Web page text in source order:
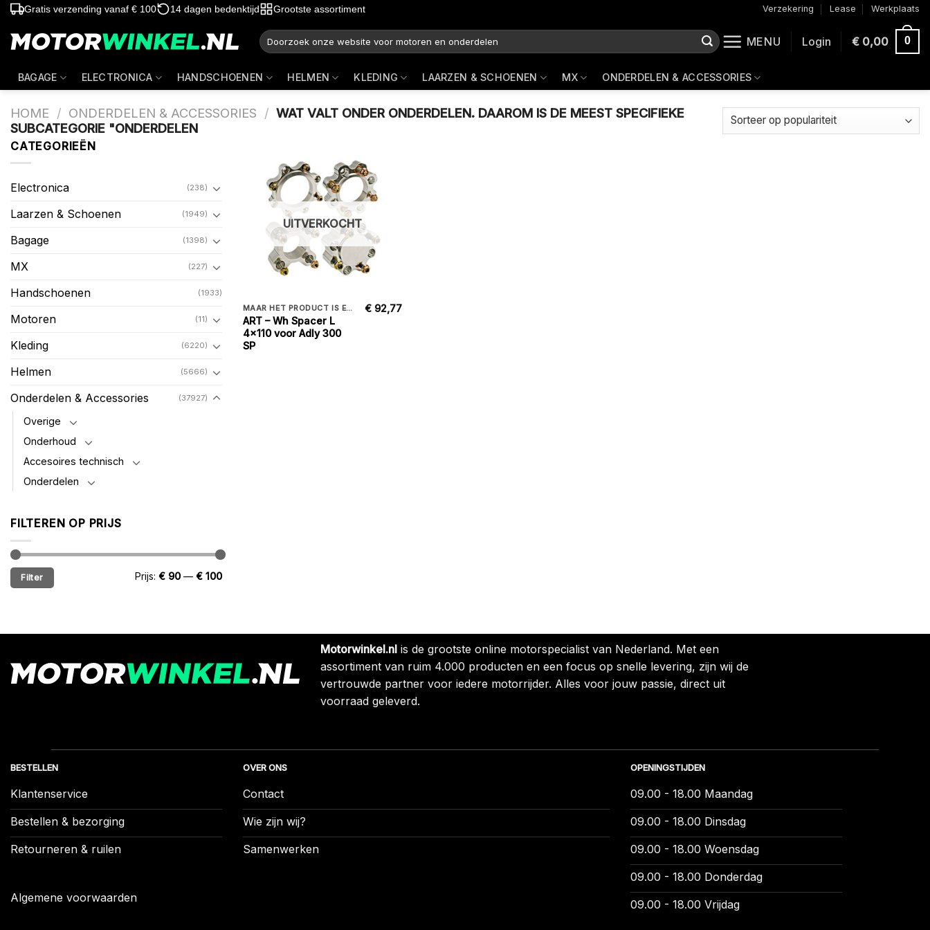
Ga
inhoud
Gratis verzending vanaf € 100 14 dagen bedenktijd Grootste assortiment Verzekering Lease Werkplaats
Zoeken
naar:
MENU Login €0,00 0
BAGAGE ELECTRONICA HANDSCHOENEN HELMEN KLEDING LAARZEN & SCHOENEN MX ONDERDELEN & ACCESSORIES
HOME / ONDERDELEN & ACCESSORIES / WAT VALT ONDER ONDERDELEN. DAAROM IS DE MEEST SPECIFIEKE
SUBCATEGORIE "ONDERDELEN
CATEGORIEËN
Electronica (238)
Laarzen & Schoenen (1949)
Bagage (1398)
MX (227)
Handschoenen (1933)
Motoren (11)
Kleding (6220)
Helmen (5666)
Onderdelen & Accessories (37927)
Overige
Onderhoud
Accesoires technisch
Onderdelen
FILTEREN OP PRIJS
Min.
prijs
Max.
prijsFilter Prijs: € 90 — € 100
UITVERKOCHT
MAAR HET PRODUCT IS EEN SPOORVERBREDER
ART – Wh Spacer L
4×110 voor Adly 300
SP
€92,77
Motorwinkel.nl is de grootste online motorspecialist van Nederland. Met een
assortiment van ruim 4.000 producten en een focus op snelle levering, zijn wij de
vertrouwde partner voor iedere motorrijder. Alles voor jouw passie, direct uit
voorraad geleverd.
BESTELLEN
Klantenservice
Bestellen & bezorging
Retourneren & ruilen
Algemene voorwaarden
OVER ONS
Contact
Wie zijn wij?
Samenwerken
OPENINGSTIJDEN
09.00 - 18.00 Maandag
09.00 - 18.00 Dinsdag
09.00 - 18.00 Woensdag
09.00 - 18.00 Donderdag
09.00 - 18.00 Vrijdag